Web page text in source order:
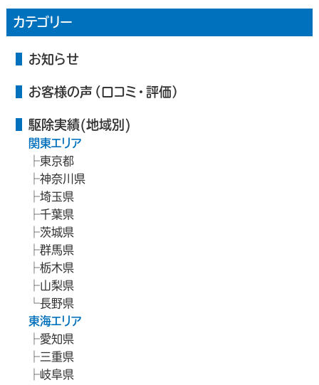
カテゴリー
お知らせ
お客様の声（口コミ・評価）
駆除実績(地域別)
関東エリア
東京都
神奈川県
埼玉県
千葉県
茨城県
群馬県
栃木県
山梨県
長野県
東海エリア
愛知県
三重県
岐阜県